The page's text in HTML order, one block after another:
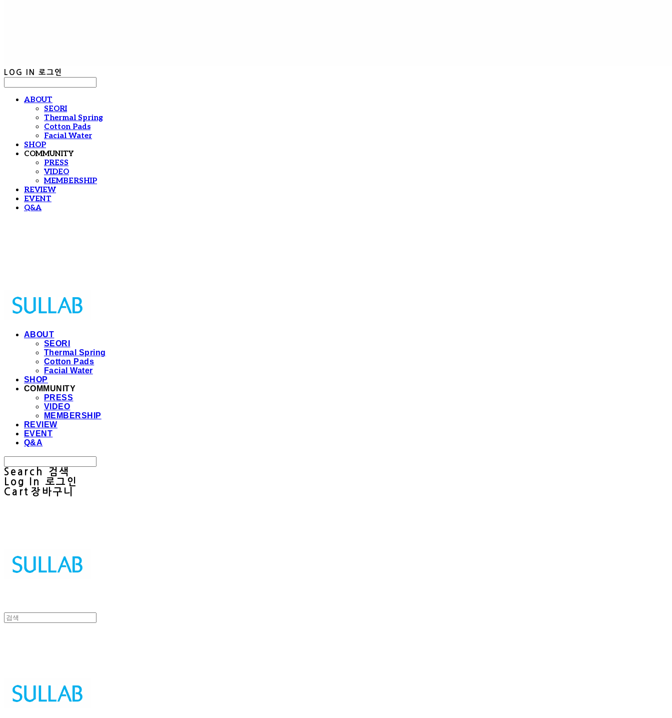
LOG IN 로그인
ABOUT
SEORI
Thermal Spring
Cotton Pads
Facial Water
SHOP
COMMUNITY
PRESS
VIDEO
MEMBERSHIP
REVIEW
EVENT
Q&A
ABOUT
SEORI
Thermal Spring
Cotton Pads
Facial Water
SHOP
COMMUNITY
PRESS
VIDEO
MEMBERSHIP
REVIEW
EVENT
Q&A
Search
검색
Log In
로그인
Cart 장바구니